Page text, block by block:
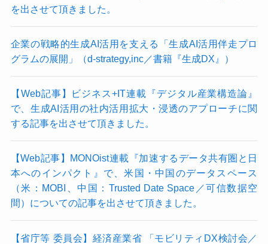
を出させて頂きました。
企業の戦略的生成AI活用を支える「生成AI活用伴走プロ
グラムの展開」（d-strategy,inc／書籍『生成DX』）
【Web記事】ビジネス+IT連載『デジタル産業構造論』
で、生成AI活用の社内活用拡大・浸透のアプローチに関
する記事を出させて頂きました。
【Web記事】MONOist連載『加速するデータ共有圏と日
本へのインパクト』で、米国・中国のデータスペース
（米：MOBI、中国：Trusted Date Space／可信数据空
間）についての記事を出させて頂きました。
【省庁等 委員会】経済産業省 「モビリティDX検討会／